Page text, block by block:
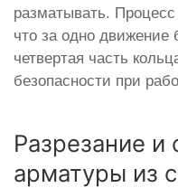
разматывать.
что за одно движение
четвертая часть
безопасности при
Разрезание и
арматуры из